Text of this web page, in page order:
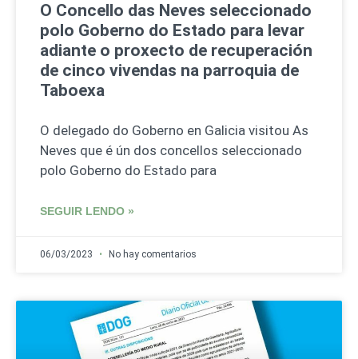
O Concello das Neves seleccionado
polo Goberno do Estado para levar
adiante o proxecto de recuperación
de cinco vivendas na parroquia de
Taboexa
O delegado do Goberno en Galicia visitou As
Neves que é ún dos concellos seleccionado
polo Goberno do Estado para
SEGUIR LENDO »
06/03/2023 No hay comentarios